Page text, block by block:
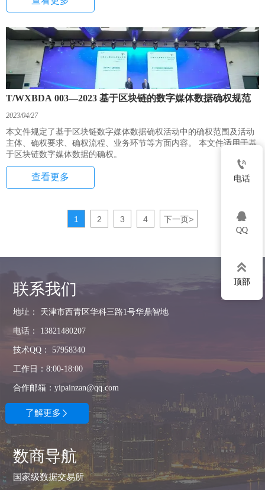
T/WXBDA 003—2023 基于区块链的数字媒体数据确权规范
2023/04/27
本文件规定了基于区块链数字媒体数据确权活动中的确权范围及活动
主体、确权要求、确权流程、业务环节等方面内容。 本文件适用于基
于区块链数字媒体数据的确权。
查看更多
1 2 3 4 下一页>
联系我们
地址： 天津市西青区华科三路1号华鼎智地
电话： 13821480207
技术QQ： 57958340
工作日：8:00-18:00
合作邮箱：yipainzan@qq.com
了解更多 
数商导航
国家级数据交易所

电话

QQ

顶部